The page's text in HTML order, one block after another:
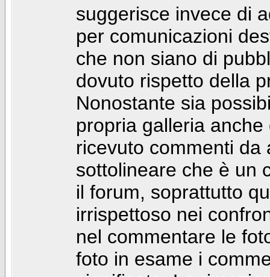
suggerisce invece di
per comunicazioni
che non siano di
dovuto rispetto della
Nonostante sia
propria galleria
ricevuto commenti da
sottolineare che è un
il forum, soprattutto
irrispettoso nei
nel commentare le
foto in esame i